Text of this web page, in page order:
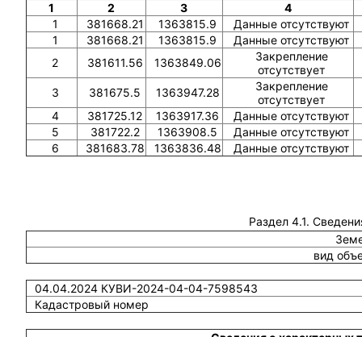
1
2 3
4
1
381668.21 1363815.9
Данные отсутствуют
1
381668.21 1363815.9
Данные отсутствуют
2
381611.56 1363849.06
Закрепление
отсутствует
3
381675.5 1363947.28
Закрепление
отсутствует
4
381725.12 1363917.36
Данные отсутствуют
5
381722.2 1363908.5
Данные отсутствуют
6
381683.78 1363836.48 Данные отсутствуют
Раздел 4.1.
вид
04.04.2024 КУВИ-2024-04-04-7598543
Кадастровый номер